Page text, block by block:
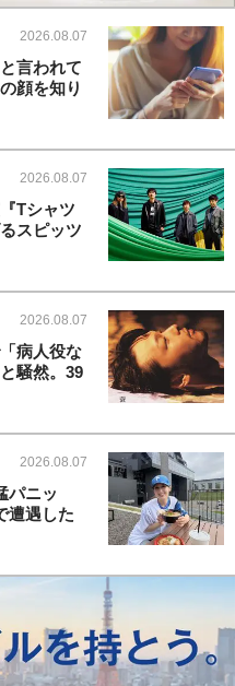
2026.08.07
言われて
顔を知り
2026.08.07
Tシャツ
スピッツ
2026.08.07
病人役な
騒然。39
2026.08.07
パニッ
遭遇した